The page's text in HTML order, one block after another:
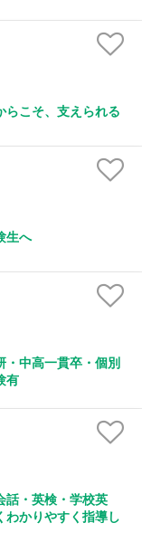
らこそ、支えられる
生へ
中高一貫卒・個別
有
話・英検・学校英
わかりやすく指導し